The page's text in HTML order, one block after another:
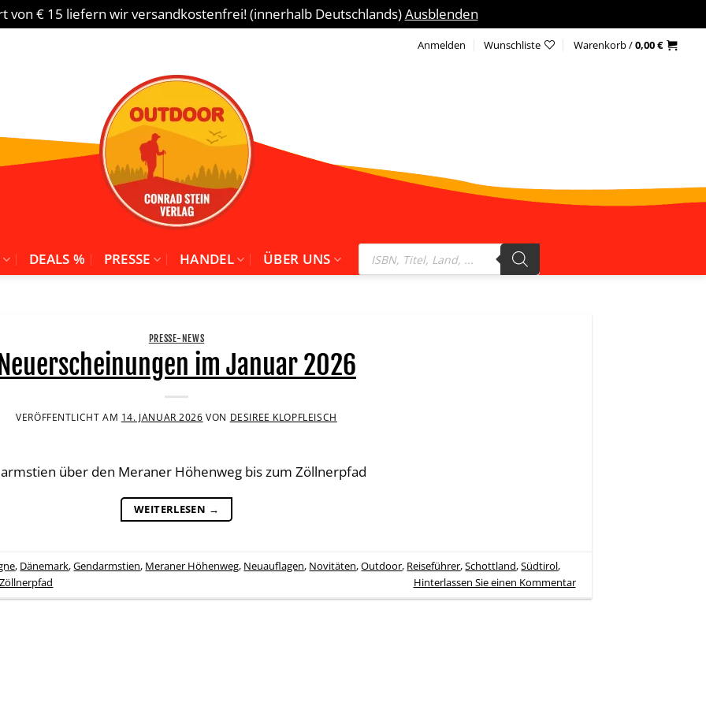
von € 15 liefern wir versandkostenfrei! (innerhalb Deutschlands)Ausblenden
Anmelden Wunschliste Warenkorb /0,00€
DEALS % PRESSE HANDEL ÜBER UNS
Products
search
PRESSE-NEWS
Neuerscheinungen im Januar 2026
VERÖFFENTLICHT AM 14. JANUAR 2026 VON DESIREE KLOPFLEISCH
über den Meraner Höhenweg bis zum Zöllnerpfad
WEITERLESEN →
, Dänemark,Gendarmstien, Meraner Höhenweg, Neuauflagen, Novitäten,Outdoor, Reiseführer,Schottland,Südtirol,
Zöllnerpfad Hinterlassen Sie einen Kommentar